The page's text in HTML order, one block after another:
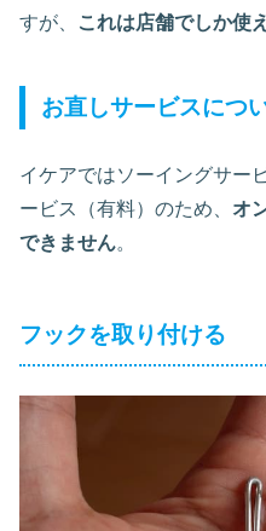
すが、
これは店舗でしか使
お直しサービスにつ
イケアではソーイングサー
ービス（有料）のため、 オ
できません。
フックを取り付ける